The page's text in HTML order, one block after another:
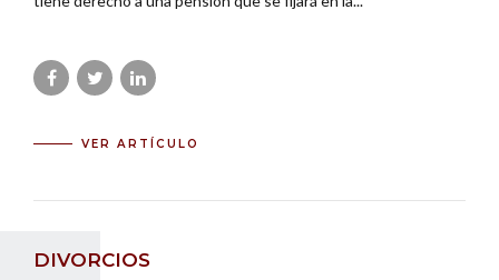
VER ARTÍCULO
DIVORCIOS